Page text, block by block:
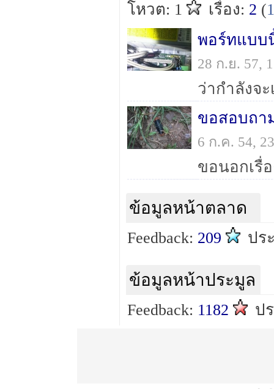
โหวต: 1 เรื่อง: 2 (
พอร์ทแบบ
28 ก.ย. 57,
ขอสอบถา
6 ก.ค. 54,
ข้อมูลหน้าตลาด
Feedback: 209 ปร
ข้อมูลหน้าประมูล
Feedback: 1182 ป